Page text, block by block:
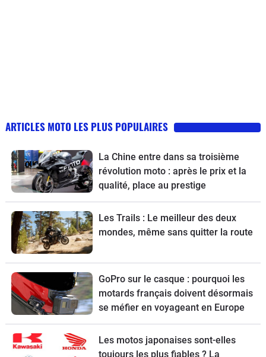
ARTICLES MOTO LES PLUS POPULAIRES
La Chine entre dans sa troisième
révolution moto : après le prix et la
qualité, place au prestige
Les Trails : Le meilleur des deux
mondes, même sans quitter la route
GoPro sur le casque : pourquoi les
motards français doivent désormais
se méfier en voyageant en Europe
Les motos japonaises sont-elles
toujours les plus fiables ? La